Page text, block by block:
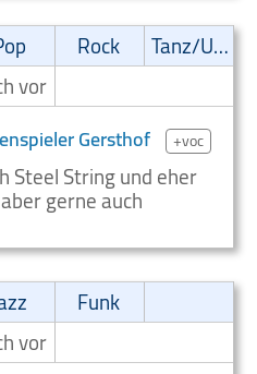
Rock
Tanz/Unterhaltungsmusik
vor
Gersthof +voc
Steel String und eher
gerne auch
Funk
vor